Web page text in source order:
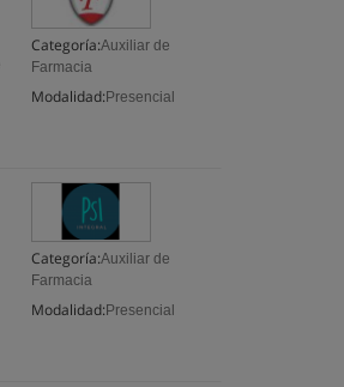
Categoría:Auxiliar de
Farmacia
Modalidad: Presencial
Categoría:Auxiliar de
Farmacia
Modalidad: Presencial